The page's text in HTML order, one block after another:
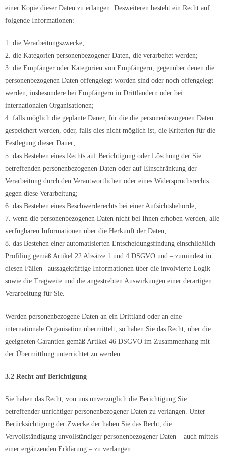
einer Kopie dieser Daten zu erlangen. Desweiteren besteht ein Recht auf
folgende Informationen:
1. die Verarbeitungszwecke;
2. die Kategorien personenbezogener Daten, die verarbeitet werden;
3. die Empfänger oder Kategorien von Empfängern, gegenüber denen die
personenbezogenen Daten offengelegt worden sind oder noch offengelegt
werden, insbesondere bei Empfängern in Drittländern oder bei
internationalen Organisationen;
4. falls möglich die geplante Dauer, für die die personenbezogenen Daten
gespeichert werden, oder, falls dies nicht möglich ist, die Kriterien für die
Festlegung dieser Dauer;
5. das Bestehen eines Rechts auf Berichtigung oder Löschung der Sie
betreffenden personenbezogenen Daten oder auf Einschränkung der
Verarbeitung durch den Verantwortlichen oder eines Widerspruchsrechts
gegen diese Verarbeitung;
6. das Bestehen eines Beschwerderechts bei einer Aufsichtsbehörde;
7. wenn die personenbezogenen Daten nicht bei Ihnen erhoben werden, alle
verfügbaren Informationen über die Herkunft der Daten;
8. das Bestehen einer automatisierten Entscheidungsfindung einschließlich
Profiling gemäß Artikel 22 Absätze 1 und 4 DSGVO und – zumindest in
diesen Fällen –aussagekräftige Informationen über die involvierte Logik
sowie die Tragweite und die angestrebten Auswirkungen einer derartigen
Verarbeitung für Sie.
Werden personenbezogene Daten an ein Drittland oder an eine
internationale Organisation übermittelt, so haben Sie das Recht, über die
geeigneten Garantien gemäß Artikel 46 DSGVO im Zusammenhang mit
der Übermittlung unterrichtet zu werden.
3.2 Recht auf Berichtigung
Sie haben das Recht, von uns unverzüglich die Berichtigung Sie
betreffender unrichtiger personenbezogener Daten zu verlangen. Unter
Berücksichtigung der Zwecke der haben Sie das Recht, die
Vervollständigung unvollständiger personenbezogener Daten – auch mittels
einer ergänzenden Erklärung – zu verlangen.